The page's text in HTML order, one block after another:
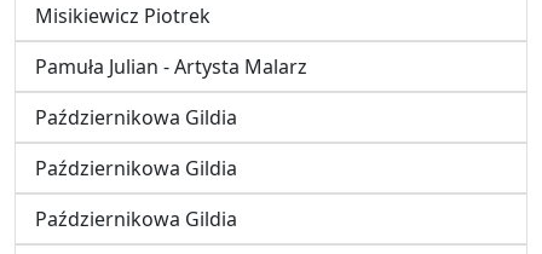
Misikiewicz Piotrek
Pamuła Julian - Artysta Malarz
Październikowa Gildia
Październikowa Gildia
Październikowa Gildia